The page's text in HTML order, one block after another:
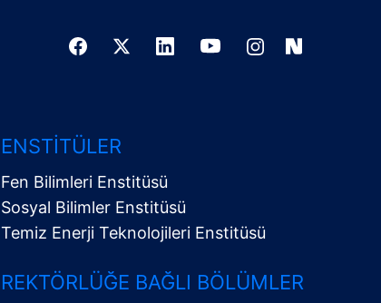
ENSTITÜLER
Fen Bilimleri Enstitüsü
Sosyal Bilimler Enstitüsü
Temiz Enerji Teknolojileri Enstitüsü
REKTÖRLÜĞE BAĞLI BÖLÜMLER